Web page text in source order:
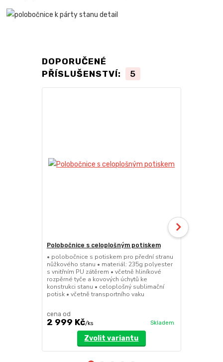
DOPORUČENÉ
PŘÍSLUŠENSTVÍ:
5
Polobočnice s celoplošným potiskem
• polobočnice s potiskem pro přední stranu
nůžkového stanu • materiál: 235g polyester
s vnitřním PU zátěrem • včetně hliníkové
rozpěrné tyče a kovových úchytů ke
konstrukci stanu • celoplošný sublimační
potisk • včetně transportního vaku
cena od
2 999 Kč/ks Skladem
Zvolit variantu